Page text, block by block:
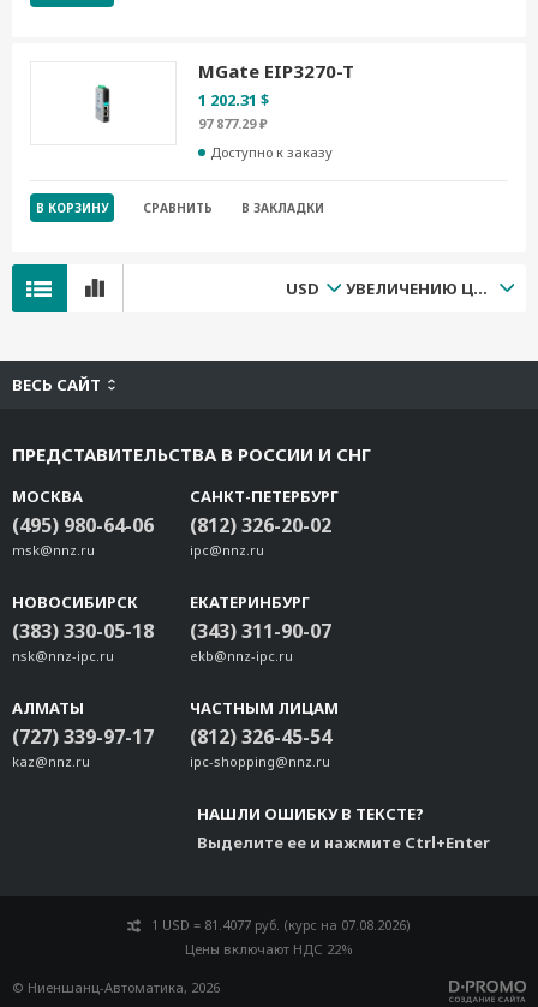
MGate EIP3270-T
1 202.31 $
97 877.29 ₽
Доступно к заказу
В КОРЗИНУ СРАВНИТЬ В ЗАКЛАДКИ
USD УВЕЛИЧЕНИЮ ЦЕНЫ
ВЕСЬ САЙТ
ПРЕДСТАВИТЕЛЬСТВА В РОССИИ И СНГ
МОСКВА
(495) 980-64-06
msk@nnz.ru
САНКТ-ПЕТЕРБУРГ
(812) 326-20-02
ipc@nnz.ru
НОВОСИБИРСК
(383) 330-05-18
nsk@nnz-ipc.ru
ЕКАТЕРИНБУРГ
(343) 311-90-07
ekb@nnz-ipc.ru
АЛМАТЫ
(727) 339-97-17
kaz@nnz.ru
ЧАСТНЫМ ЛИЦАМ
(812) 326-45-54
ipc-shopping@nnz.ru
НАШЛИ ОШИБКУ В ТЕКСТЕ?
Выделите ее и нажмите Ctrl+Enter
1 USD = 81.4077 руб. (курс на 07.08.2026)
Цены включают НДС 22%
© Ниеншанц-Автоматика, 2026